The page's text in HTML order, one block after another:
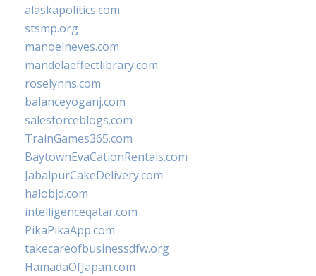
alaskapolitics.com
stsmp.org
manoelneves.com
mandelaeffectlibrary.com
roselynns.com
balanceyoganj.com
salesforceblogs.com
TrainGames365.com
BaytownEvaCationRentals.com
JabalpurCakeDelivery.com
halobjd.com
intelligenceqatar.com
PikaPikaApp.com
takecareofbusinessdfw.org
HamadaOfJapan.com